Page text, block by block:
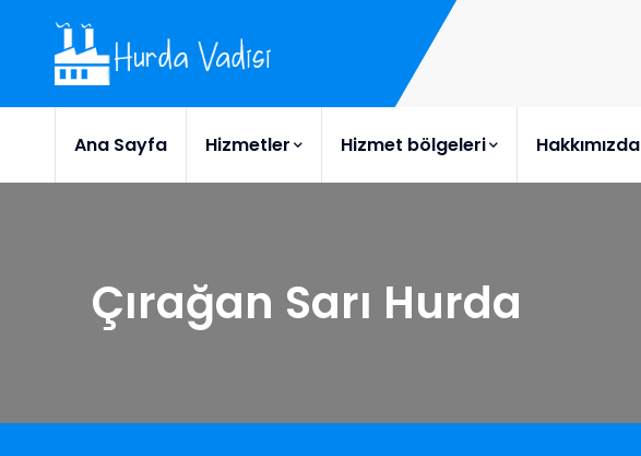
Ana Sayfa Hizmetler Hizmet bölgeleri Hakkımızda
Çırağan Sarı Hurda